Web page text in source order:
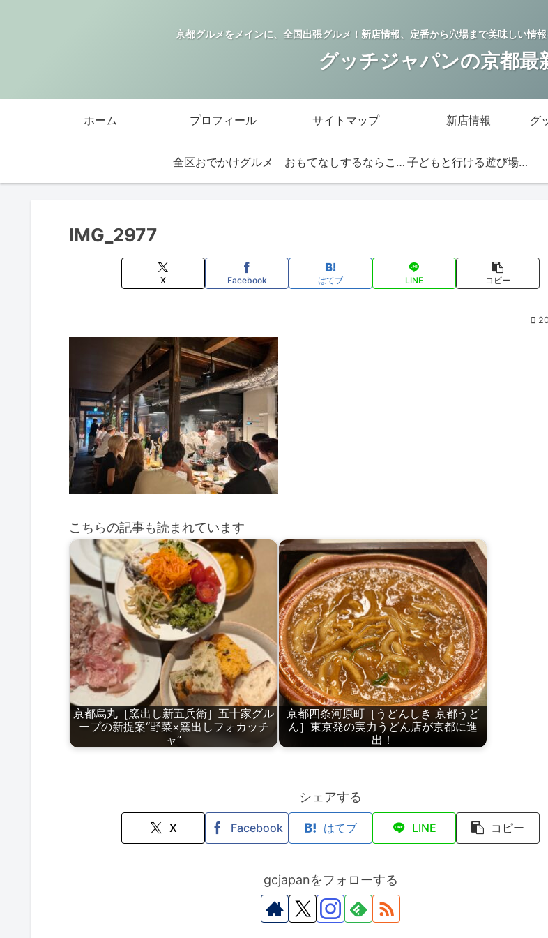
京都グルメをメインに、全国出張グルメ！新店情報、定番から穴場まで美味しい情
グッチジャパンの京都最
ホーム プロフィール サイトマップ 新店情報
全区おでかけグルメ おもてなしするならこの店 子どもと行ける遊び場・お店
IMG_2977
X Facebook はてブ LINE コピー
こちらの記事も読まれています
京都烏丸［窯出し新五兵衛］五十家グル
ープの新提案“野菜×窯出しフォカッチ
ャ”
京都四条河原町［うどんしき 京都うど
ん］東京発の実力うどん店が京都に進
出！
シェアする
X Facebook はてブ LINE コピー
gcjapanをフォローする